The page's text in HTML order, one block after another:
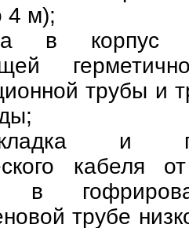
4 м);
в корпус
трубы и
и
кабеля
в
трубе